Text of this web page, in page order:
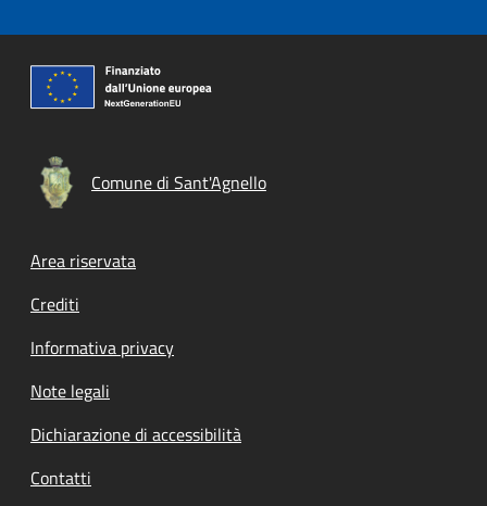
Comune di Sant'Agnello
Footer menu
Area riservata
Crediti
Informativa privacy
Note legali
Dichiarazione di accessibilità
Contatti